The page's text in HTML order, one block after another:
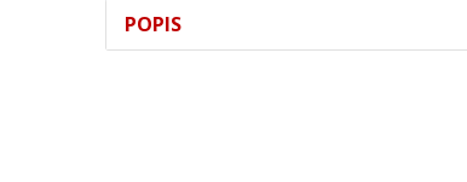
POPIS